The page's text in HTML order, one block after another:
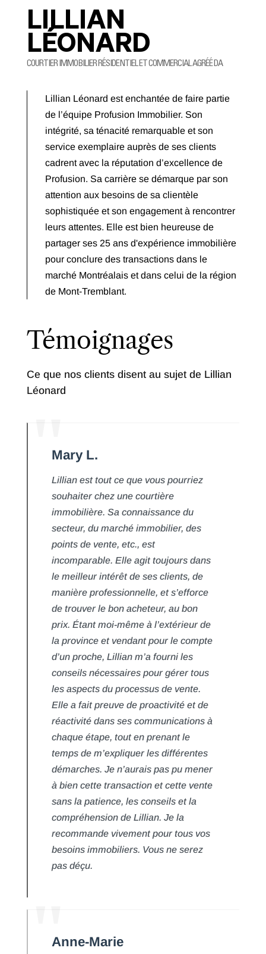
LILLIAN
LÉONARD
COURTIER IMMOBILIER RÉSIDENTIEL ET COMMERCIAL AGRÉÉ DA
Lillian Léonard est enchantée de faire partie
de l’équipe Profusion Immobilier. Son
intégrité, sa ténacité remarquable et son
service exemplaire auprès de ses clients
cadrent avec la réputation d’excellence de
Profusion. Sa carrière se démarque par son
attention aux besoins de sa clientèle
sophistiquée et son engagement à rencontrer
leurs attentes. Elle est bien heureuse de
partager ses 25 ans d'expérience immobilière
pour conclure des transactions dans le
marché Montréalais et dans celui de la région
de Mont-Tremblant.
Témoignages
Ce que nos clients disent au sujet de Lillian
Léonard
Mary L.
Lillian est tout ce que vous pourriez
souhaiter chez une courtière
immobilière. Sa connaissance du
secteur, du marché immobilier, des
points de vente, etc., est
incomparable. Elle agit toujours dans
le meilleur intérêt de ses clients, de
manière professionnelle, et s’efforce
de trouver le bon acheteur, au bon
prix. Étant moi-même à l’extérieur de
la province et vendant pour le compte
d’un proche, Lillian m’a fourni les
conseils nécessaires pour gérer tous
les aspects du processus de vente.
Elle a fait preuve de proactivité et de
réactivité dans ses communications à
chaque étape, tout en prenant le
temps de m’expliquer les différentes
démarches. Je n’aurais pas pu mener
à bien cette transaction et cette vente
sans la patience, les conseils et la
compréhension de Lillian. Je la
recommande vivement pour tous vos
besoins immobiliers. Vous ne serez
pas déçu.
Anne-Marie